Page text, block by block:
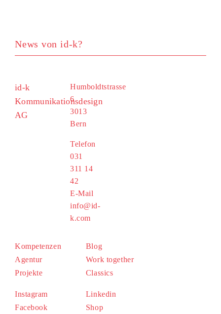
id-k
Kommunikationsdesign
AG
Humboldtstrasse
6
3013
Bern
Telefon
031
311 14
42
E-Mail
info@id-
k.com
Kompetenzen
Agentur
Projekte
Blog
Work together
Classics
Instagram
Facebook
Linkedin
Shop